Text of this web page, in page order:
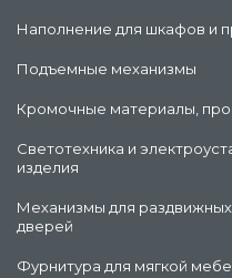
Наполнение для шкафов и
Подъемные механизмы
Кромочные материалы,
Светотехника и
изделия
Механизмы для
дверей
Фурнитура для мягкой